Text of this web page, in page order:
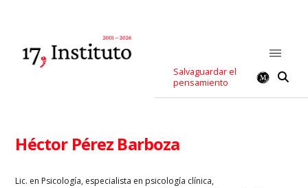
Salvaguardar el
pensamiento
Héctor Pérez Barboza
Lic. en Psicología, especialista en psicología clínica,